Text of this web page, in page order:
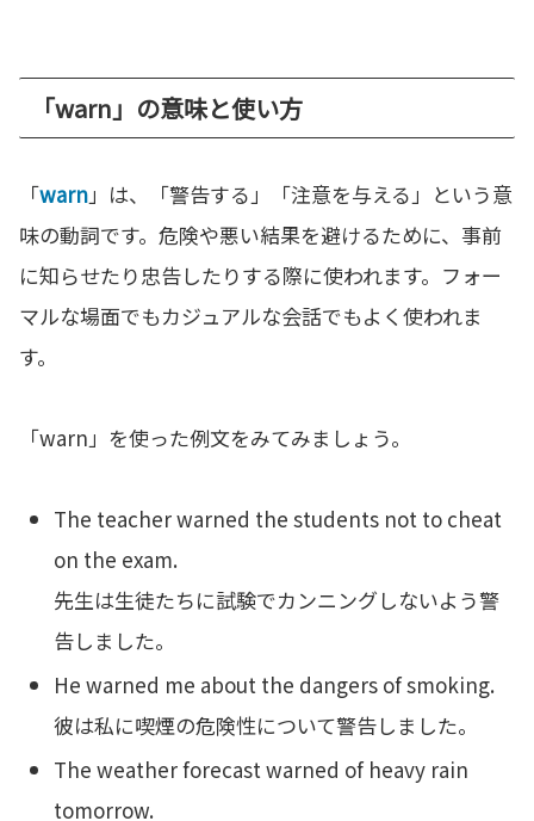
「warn」の意味と使い方
「warn」は、「警告する」「注意を与える」という意
味の動詞です。危険や悪い結果を避けるために、事前
に知らせたり忠告したりする際に使われます。フォー
マルな場面でもカジュアルな会話でもよく使われま
す。
「warn」を使った例文をみてみましょう。
The teacher warned the students not to cheat
on the exam.
先生は生徒たちに試験でカンニングしないよう警
告しました。
He warned me about the dangers of smoking.
彼は私に喫煙の危険性について警告しました。
The weather forecast warned of heavy rain
tomorrow.